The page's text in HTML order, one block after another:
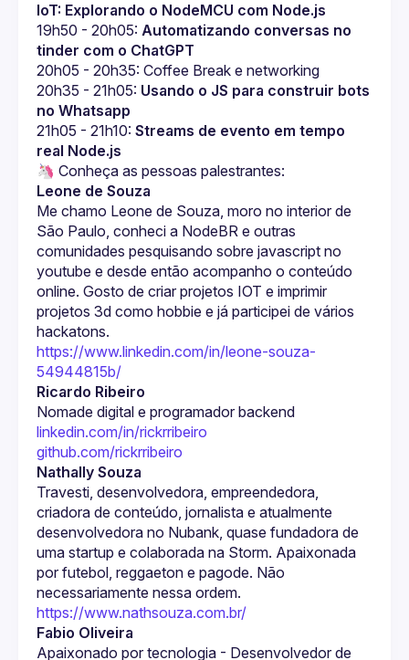
IoT: Explorando o NodeMCU com Node.js
19h50 - 20h05: Automatizando conversas no
tinder com o ChatGPT
20h05 - 20h35: Coffee Break e networking
20h35 - 21h05: Usando o JS para construir bots
no Whatsapp
21h05 - 21h10: Streams de evento em tempo
real Node.js
Leone de Souza
Me chamo Leone de Souza, moro no interior de
São Paulo, conheci a NodeBR e outras
comunidades pesquisando sobre javascript no
youtube e desde então acompanho o conteúdo
online. Gosto de criar projetos IOT e imprimir
projetos 3d como hobbie e já participei de vários
hackatons.
https://www.linkedin.com/in/leone-souza-
54944815b/
Ricardo Ribeiro
Nomade digital e programador backend
linkedin.com/in/rickrribeiro
github.com/rickrribeiro
Nathally Souza
Travesti, desenvolvedora, empreendedora,
criadora de conteúdo, jornalista e atualmente
desenvolvedora no Nubank, quase fundadora de
uma startup e colaborada na Storm. Apaixonada
por futebol, reggaeton e pagode. Não
necessariamente nessa ordem.
https://www.nathsouza.com.br/
Fabio Oliveira
Apaixonado por tecnologia - Desenvolvedor de